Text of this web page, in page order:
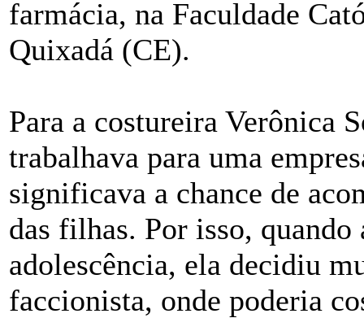
farmácia, na Faculdade
Quixadá (CE).
Para a costureira Verônica
trabalhava para uma
significava a chance de
das filhas. Por isso, quando
adolescência, ela decidiu
faccionista, onde poderia